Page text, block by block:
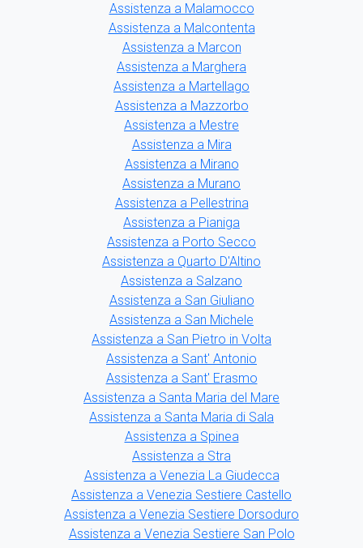
Assistenza a Malamocco
Assistenza a Malcontenta
Assistenza a Marcon
Assistenza a Marghera
Assistenza a Martellago
Assistenza a Mazzorbo
Assistenza a Mestre
Assistenza a Mira
Assistenza a Mirano
Assistenza a Murano
Assistenza a Pellestrina
Assistenza a Pianiga
Assistenza a Porto Secco
Assistenza a Quarto D'Altino
Assistenza a Salzano
Assistenza a San Giuliano
Assistenza a San Michele
Assistenza a San Pietro in Volta
Assistenza a Sant' Antonio
Assistenza a Sant' Erasmo
Assistenza a Santa Maria del Mare
Assistenza a Santa Maria di Sala
Assistenza a Spinea
Assistenza a Stra
Assistenza a Venezia La Giudecca
Assistenza a Venezia Sestiere Castello
Assistenza a Venezia Sestiere Dorsoduro
Assistenza a Venezia Sestiere San Polo